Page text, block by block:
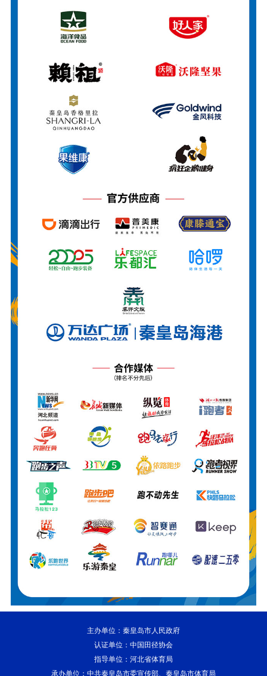
主办单位：秦皇岛市人民政府
认证单位：中国田径协会
指导单位：河北省体育局
承办单位：中共秦皇岛市委宣传部、秦皇岛市体育局